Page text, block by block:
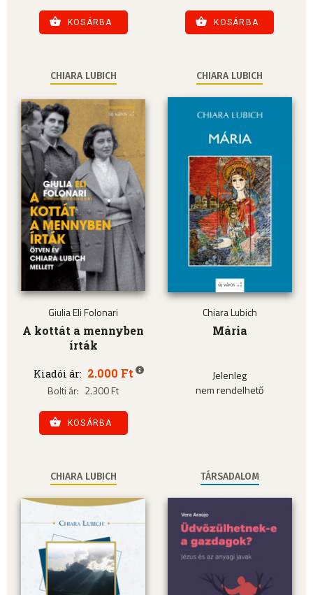
KOSÁRBA KOSÁRBA
CHIARA LUBICH
Giulia Eli Folonari
A kottát a mennyben
írták
Kiadói ár: 2.000 Ft
Bolti ár: 2.300 Ft
KOSÁRBA
CHIARA LUBICH
Chiara Lubich
Mária
Jelenleg
nem rendelhető
CHIARA LUBICH TÁRSADALOM